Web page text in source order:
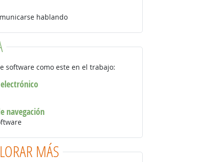
hablando
software como este en el trabajo:
navegación
MÁS